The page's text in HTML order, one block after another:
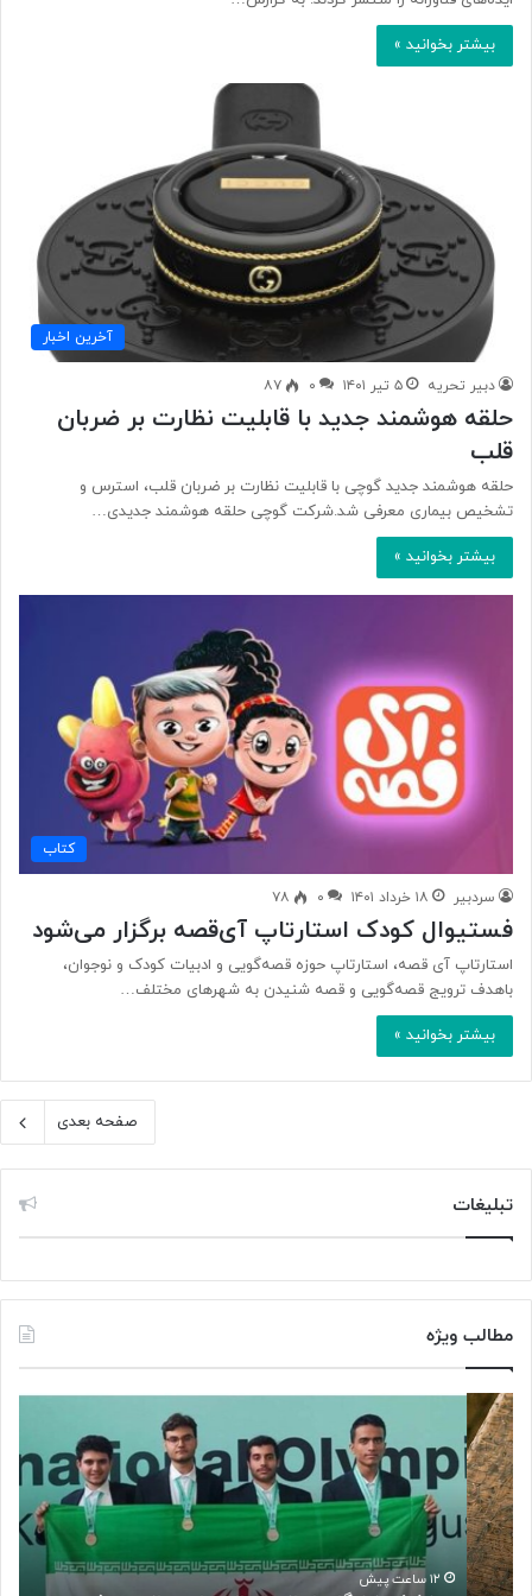
بیشتر بخوانید »
آخرین اخبار
دبیر تحریه ۵ تیر ۱۴۰۱ ۰ ۸۷
حلقه هوشمند جدید با قابلیت نظارت بر ضربان
قلب
حلقه هوشمند جدید گوچی با قابلیت نظارت بر ضربان قلب، استرس و
تشخیص بیماری معرفی شد.شرکت گوچی حلقه‌ هوشمند جدیدی…
بیشتر بخوانید »
کتاب
سردبیر ۱۸ خرداد ۱۴۰۱ ۰ ۷۸
فستیوال کودک استارتاپ آی‌قصه برگزار می‌شود
استارتاپ آی قصه، استارتاپ حوزه قصه‌گویی و ادبیات کودک و نوجوان،
باهدف ترویج قصه‌‌گویی و قصه شنیدن به شهرهای مختلف…
بیشتر بخوانید »
صفحه بعدی
تبلیغات
مطالب ویژه
د
ر
خ
ش
ش
ن
خ
ب
۱۲ ساعت پیش